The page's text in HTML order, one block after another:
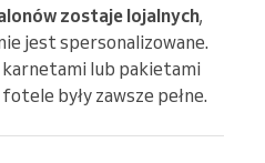
zostaje lojalnych,
jest spersonalizowane.
lub pakietami
były zawsze pełne.